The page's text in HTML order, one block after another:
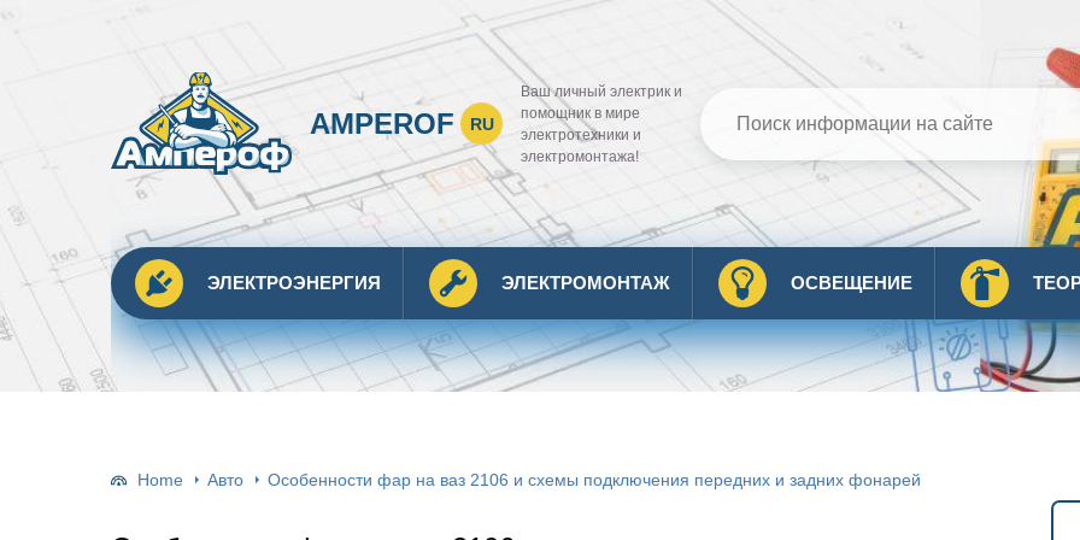
AMPEROF RU
Ваш личный электрик и
помощник в мире
электротехники и
электромонтажа!
ЭЛЕКТРОЭНЕРГИЯ ЭЛЕКТРОМОНТАЖ ОСВЕЩЕНИЕ
Home Авто Особенности фар на ваз 2106 и схемы подключения передних и задних фонарей